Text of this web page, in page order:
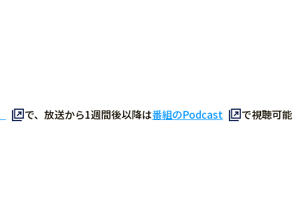
で、放送から1週間後以降は番組のPodcast
で視聴可能